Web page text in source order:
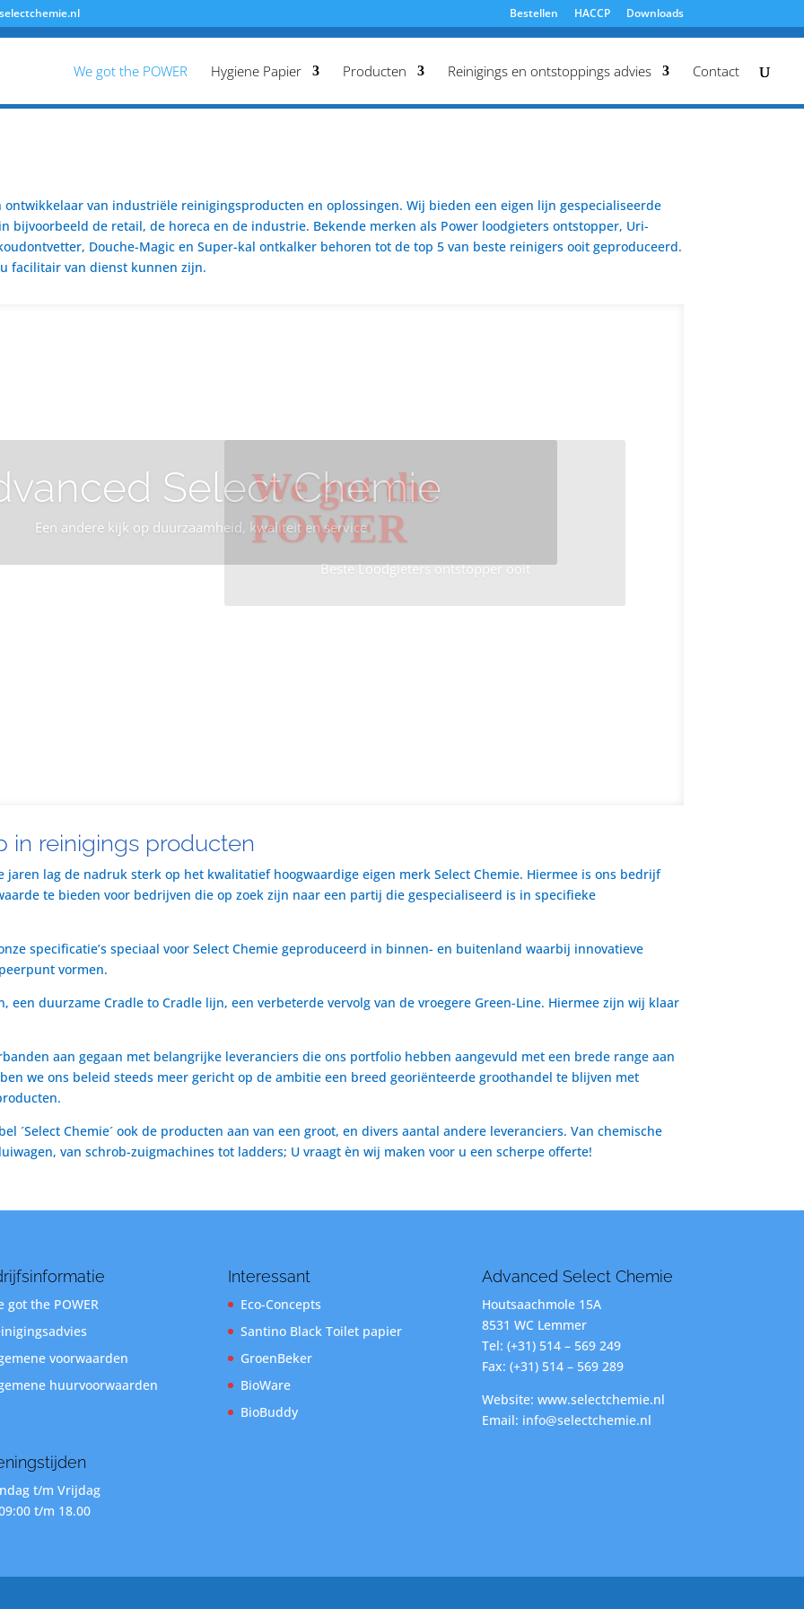
Bestellen HACCP Downloads
We got the POWER Hygiene Papier Producten Reinigings en ontstoppings advies Contact
ontwikkelaar van industriële reinigingsproducten en oplossingen. Wij bieden een eigen lijn gespecialiseerde
bijvoorbeeld de retail, de horeca en de industrie. Bekende merken als Power loodgieters ontstopper, Uri-
Douche-Magic en Super-kal ontkalker behoren tot de top 5 van beste reinigers ooit geproduceerd.
facilitair van dienst kunnen zijn.
Select Chemie
Een andere kijk op duurzaamheid, kwaliteit en service
We got the
POWER
Beste Loodgieters ontstopper ooit
in reinigings producten
jaren lag de nadruk sterk op het kwalitatief hoogwaardige eigen merk Select Chemie. Hiermee is ons bedrijf
te bieden voor bedrijven die op zoek zijn naar een partij die gespecialiseerd is in specifieke
specificatie’s speciaal voor Select Chemie geproduceerd in binnen- en buitenland waarbij innovatieve
vormen.
een duurzame Cradle to Cradle lijn, een verbeterde vervolg van de vroegere Green-Line. Hiermee zijn wij klaar
aan gegaan met belangrijke leveranciers die ons portfolio hebben aangevuld met een brede range aan
we ons beleid steeds meer gericht op de ambitie een breed georiënteerde groothandel te blijven met
´Select Chemie´ ook de producten aan van een groot, en divers aantal andere leveranciers. Van chemische
van schrob-zuigmachines tot ladders; U vraagt èn wij maken voor u een scherpe offerte!
got the POWER
voorwaarden
huurvoorwaarden
t/m Vrijdag
t/m 18.00
Interessant
Eco-Concepts
Santino Black Toilet papier
GroenBeker
BioWare
BioBuddy
Advanced Select Chemie
Houtsaachmole 15A
8531 WC Lemmer
Tel: (+31) 514 – 569 249
Fax: (+31) 514 – 569 289
Website: www.selectchemie.nl
Email: info@selectchemie.nl